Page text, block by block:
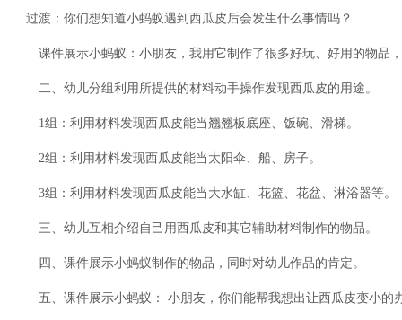
过渡：你们想知道小蚂蚁遇到西瓜皮后会发生什么事情吗？
课件展示小蚂蚁：小朋友，我用它制作了很多好玩、好用的物品
二、幼儿分组利用所提供的材料动手操作发现西瓜皮的用途。
1组：利用材料发现西瓜皮能当翘翘板底座、饭碗、滑梯。
2组：利用材料发现西瓜皮能当太阳伞、船、房子。
3组：利用材料发现西瓜皮能当大水缸、花篮、花盆、淋浴器等。
三、幼儿互相介绍自己用西瓜皮和其它辅助材料制作的物品。
四、课件展示小蚂蚁制作的物品，同时对幼儿作品的肯定。
五、课件展示小蚂蚁： 小朋友，你们能帮我想出让西瓜皮变小的